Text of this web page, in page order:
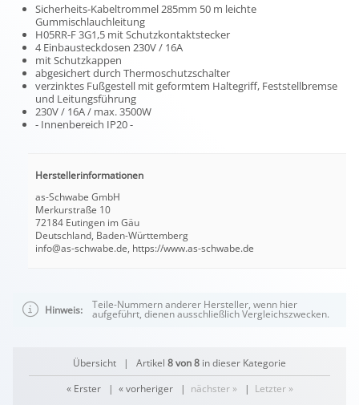
Sicherheits-Kabeltrommel 285mm 50 m leichte
Gummischlauchleitung
H05RR-F 3G1,5 mit Schutzkontaktstecker
4 Einbausteckdosen 230V / 16A
mit Schutzkappen
abgesichert durch Thermoschutzschalter
verzinktes Fußgestell mit geformtem Haltegriff, Feststellbremse
und Leitungsführung
230V / 16A / max. 3500W
- Innenbereich IP20 -
Herstellerinformationen
as-Schwabe GmbH
Merkurstraße 10
72184 Eutingen im Gäu
Deutschland, Baden-Württemberg
info@as-schwabe.de, https://www.as-schwabe.de
Hinweis: Teile-Nummern anderer Hersteller, wenn hier
aufgeführt, dienen ausschließlich Vergleichszwecken.
Übersicht | Artikel 8 von 8 in dieser Kategorie
« Erster| « vorheriger| nächster »| Letzter »